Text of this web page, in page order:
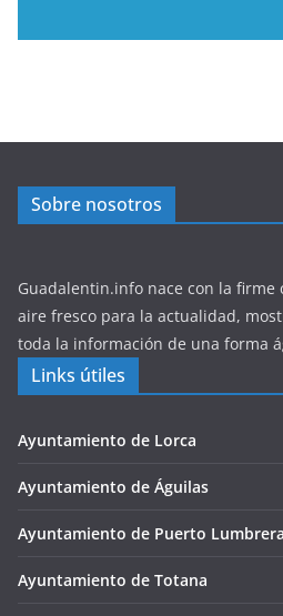
Sobre nosotros
Guadalentin.info nace con la firme
aire fresco para la actualidad,
toda la información de una forma
Links útiles
Ayuntamiento de Lorca
Ayuntamiento de Águilas
Ayuntamiento de Puerto
Ayuntamiento de Totana